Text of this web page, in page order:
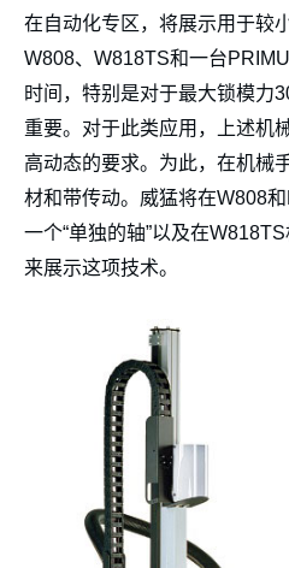
在自动化专区，将展示用于较
W808、W818TS和一台
时间，特别是对于最大锁模力
重要。对于此类应用，上述机
高动态的要求。为此，在机械
材和带传动。威猛将在W808
一个“单独的轴”以及在
来展示这项技术。